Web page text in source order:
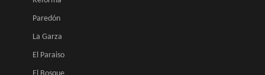
Paredón
La Garza
El Paraiso